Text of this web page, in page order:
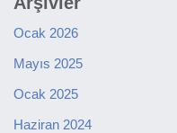
Ocak 2026
Mayıs 2025
Ocak 2025
Haziran 2024